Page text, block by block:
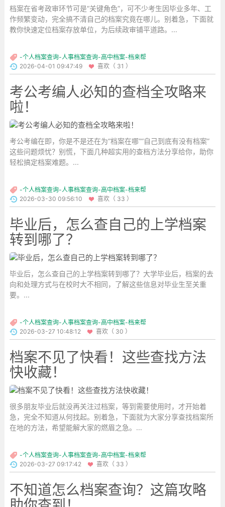
档案在省考政审环节可是“关键角色”，可不少考生因毕业多年、工
作频繁变动，完全搞不清自己的档案究竟在哪儿。别着急，下面就
教你快速定位档案存放单位，为后续政审铺平道路。...
-个人档案查询-人事档案查询-高中档案-档来帮
2026-04-01 09:47:49
喜欢（ 31 ）
考公考编人必知的查档全攻略来
啦！
考公考编在即，你是不是还在为“档案在哪”“自己到底有没有档案”
这些问题烦忧？别慌，下面几种超实用的查档方法分享给你，助你
轻松搞定档案难题。...
-个人档案查询-人事档案查询-高中档案-档来帮
2026-03-30 09:56:10
喜欢（ 33 ）
毕业后，怎么查自己的上学档案
转到哪了？
毕业后，怎么查自己的上学档案转到哪了？大学毕业后，档案的去
向和处理方式与在校时大不相同，了解这些信息对毕业生至关重
要。...
-个人档案查询-人事档案查询-高中档案-档来帮
2026-03-27 10:48:12
喜欢（ 30 ）
档案不见了快看！这些查找方法
快收藏！
很多朋友毕业后就没再关注过档案，等到需要使用时，才开始着
急，完全不知道从何找起。别着急，下面就为大家分享查找档案所
在地的方法，希望能解大家的燃眉之急。...
-个人档案查询-人事档案查询-高中档案-档来帮
2026-03-27 09:17:42
喜欢（ 33 ）
不知道怎么档案查询？这篇攻略